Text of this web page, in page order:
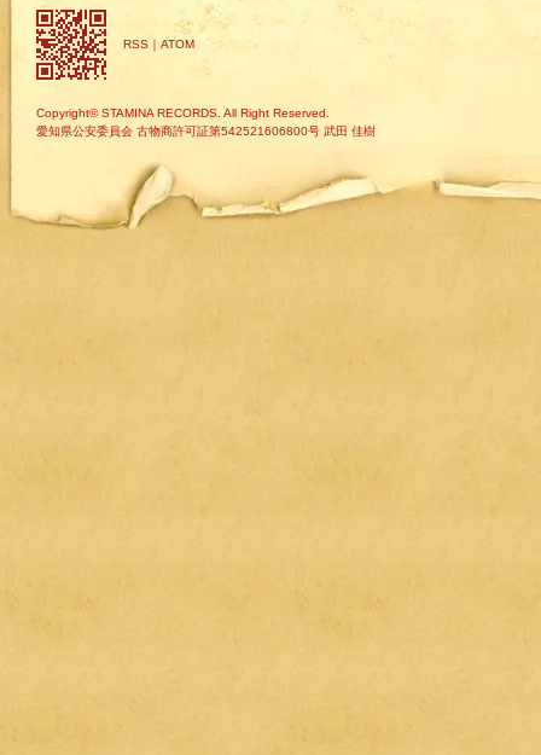
RSS ｜ ATOM
Copyright© STAMINA RECORDS. All Right Reserved.
愛知県公安委員会 古物商許可証第542521606800号 武田 佳樹